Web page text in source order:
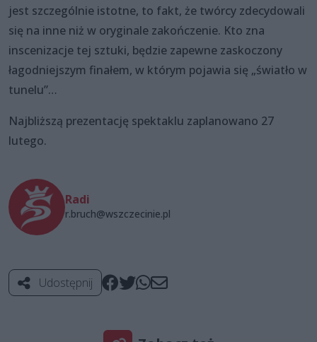
jest szczególnie istotne, to fakt, że twórcy zdecydowali
się na inne niż w oryginale zakończenie. Kto zna
inscenizacje tej sztuki, będzie zapewne zaskoczony
łagodniejszym finałem, w którym pojawia się „światło w
tunelu”…
Najbliższą prezentację spektaklu zaplanowano 27
lutego.
Radi
r.bruch@wszczecinie.pl
Udostępnij